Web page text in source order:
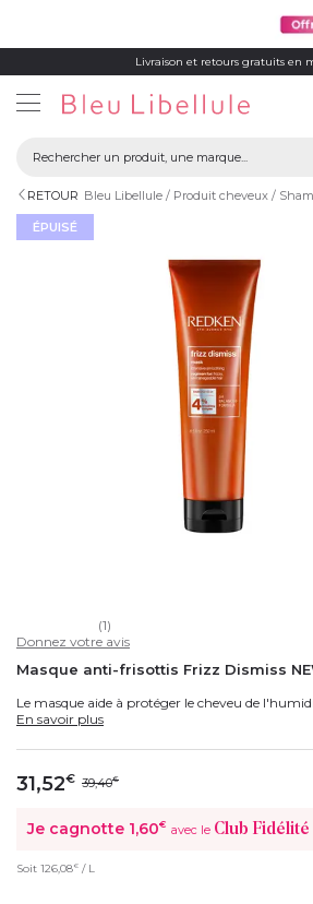
Livraison et retours gratuits en
RETOUR Bleu Libellule Produit cheveux
ÉPUISÉ
(1)
Donnez votre avis
Masque anti-frisottis Frizz Dismiss
Le masque aide à protéger le cheveu de
En savoir plus
31,52€ 39,40€
Je cagnotte 1,60€ avec le Club Fidélité
Soit 126,08€ / L